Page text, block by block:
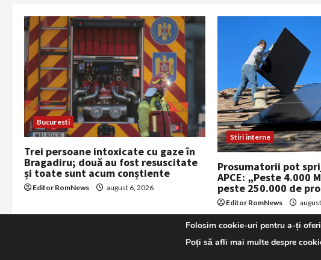
Bucuresti
Trei persoane intoxicate cu gaze în
Bragadiru; două au fost resuscitate
și toate sunt acum conștiente
Editor RomNews august 6, 2026
Stiri interne
Prosumatorii pot
APCE: „Peste 4.000
peste 250.000 de
Editor RomNews
Folosim cookie-uri pentru a-ți
Poți să afli mai multe despre